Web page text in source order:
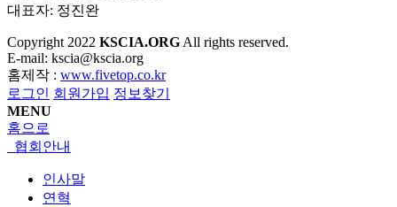
대표자: 정진완
Copyright 2022 KSCIA.ORG All rights reserved.
E-mail: kscia@kscia.org
홈제작 : www.fivetop.co.kr
로그인 회원가입 정보찾기
MENU
홈으로
협회안내
인사말
연혁